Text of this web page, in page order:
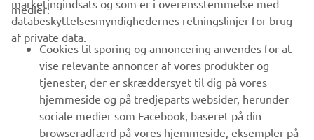
B2B
MERE YAMAHA
SUPPORT
marketingindsats og som er i overensstemmelse med
databeskyttelsesmyndighedernes retningslinjer for brug
af private data.
medier:
Cookies til sporing og annoncering anvendes for at
vise relevante annoncer af vores produkter og
tjenester, der er skræddersyet til dig på vores
hjemmeside og på tredjeparts websider, herunder
sociale medier som Facebook, baseret på din
browseradfærd på vores hjemmeside, eksempler på